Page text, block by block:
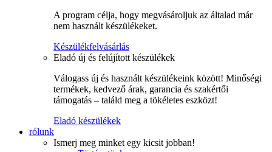
A program célja, hogy megvásároljuk az általad már
nem használt készülékeket.
Készülékfelvásárlás
Eladó új és felújított készülékek
Válogass új és használt készülékeink között! Minőségi
termékek, kedvező árak, garancia és szakértői
támogatás – találd meg a tökéletes eszközt!
Eladó készülékek
rólunk
Ismerj meg minket egy kicsit jobban!